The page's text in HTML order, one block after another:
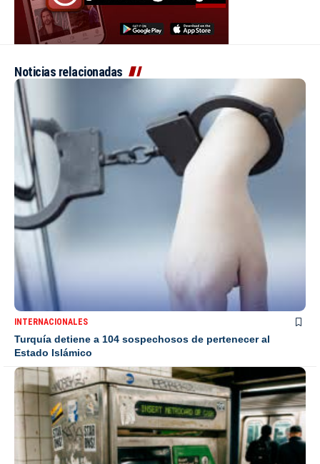
Noticias relacionadas
INTERNACIONALES
Turquía detiene a 104 sospechosos de pertenecer al
Estado Islámico